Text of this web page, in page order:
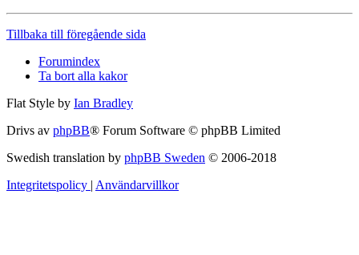
Tillbaka till föregående sida
Forumindex
Ta bort alla kakor
Flat Style by Ian Bradley
Drivs av phpBB® Forum Software © phpBB Limited
Swedish translation by phpBB Sweden © 2006-2018
Integritetspolicy | Användarvillkor